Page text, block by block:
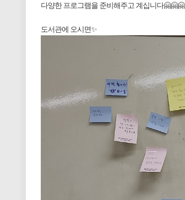
다양한 프로그램을 준비해주고 계십니다🤗🤗🤗
도서관에 오시면✨